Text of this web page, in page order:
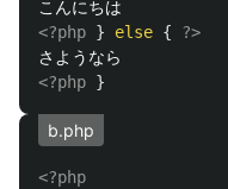
<?php } else {
?>
<?php }
b.php
<?php